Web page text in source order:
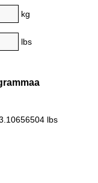
kg
lbs
lbs